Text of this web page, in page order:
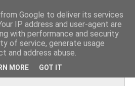
Google to deliver its services
IP address and user-agent are
with performance and security
of service, generate usage
and address abuse.
MORE GOT IT